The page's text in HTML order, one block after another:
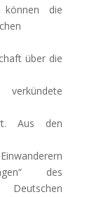
können die
über die
Aus den
des